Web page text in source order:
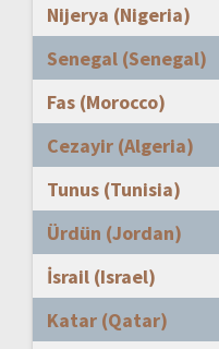
Nijerya (Nigeria)
Senegal (Senegal)
Fas (Morocco)
Cezayir (Algeria)
Tunus (Tunisia)
Ürdün (Jordan)
İsrail (Israel)
Katar (Qatar)